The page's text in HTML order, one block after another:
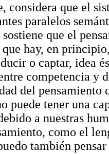
considera que el
paralelos
que el
hay, en
o captar, idea
competencia y
del pensamiento
puede tener una
a nuestras
como el
también